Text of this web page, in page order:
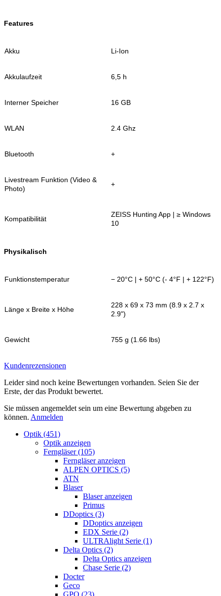
Features
Akku Li-Ion
Akkulaufzeit 6,5 h
Interner Speicher 16 GB
WLAN 2.4 Ghz
Bluetooth +
Livestream Funktion (Video &
Photo)
+
Kompatibilität
ZEISS Hunting App | ≥ Windows
10
Physikalisch
Funktionstemperatur − 20°C | + 50°C (- 4°F | + 122°F)
Länge x Breite x Höhe
228 x 69 x 73 mm (8.9 x 2.7 x
2.9")
Gewicht 755 g (1.66 lbs)
Kundenrezensionen
Leider sind noch keine Bewertungen vorhanden. Seien Sie der
Erste, der das Produkt bewertet.
Sie müssen angemeldet sein um eine Bewertung abgeben zu
können. Anmelden
Optik (451)
Optik anzeigen
Ferngläser (105)
Ferngläser anzeigen
ALPEN OPTICS (5)
ATN
Blaser
Blaser anzeigen
Primus
DDoptics (3)
DDoptics anzeigen
EDX Serie (2)
ULTRAlight Serie (1)
Delta Optics (2)
Delta Optics anzeigen
Chase Serie (2)
Docter
Geco
GPO (23)